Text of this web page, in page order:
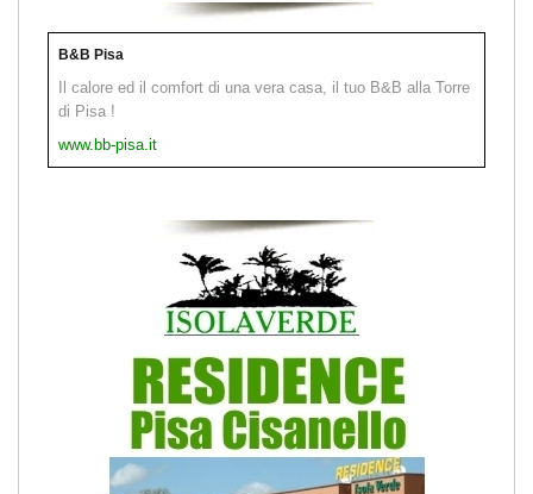
B&B Pisa
Il calore ed il comfort di una vera casa, il tuo B&B alla Torre
di Pisa !
www.bb-pisa.it